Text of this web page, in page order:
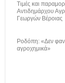
Τιμές και
Αντιδημάρχου
Γεωργών Βέροιας
Ροδόπη: «Δεν
αγροχημικά»